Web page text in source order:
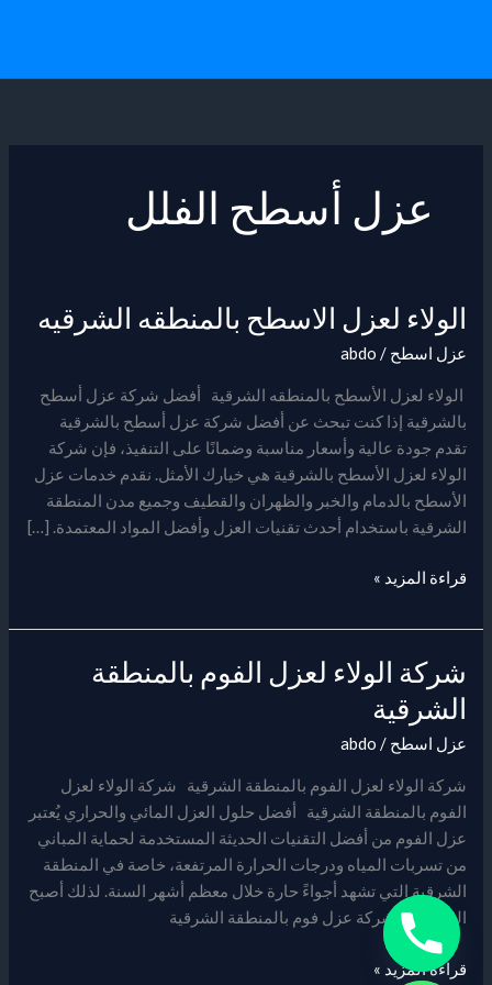
عزل أسطح الفلل
الولاء لعزل الاسطح بالمنطقه الشرقيه
عزل اسطح /
abdo
الولاء لعزل الأسطح بالمنطقه الشرقية أفضل شركة عزل أسطح
بالشرقية إذا كنت تبحث عن أفضل شركة عزل أسطح بالشرقية
تقدم جودة عالية وأسعار مناسبة وضمانًا على التنفيذ، فإن شركة
الولاء لعزل الأسطح بالشرقية هي خيارك الأمثل. نقدم خدمات عزل
الأسطح بالدمام والخبر والظهران والقطيف وجميع مدن المنطقة
الشرقية باستخدام أحدث تقنيات العزل وأفضل المواد المعتمدة. […]
الولاء
لعزل
الاسطح
بالمنطقه
الشرقيه
قراءة المزيد »
شركة الولاء لعزل الفوم بالمنطقة
الشرقية
عزل اسطح /
abdo
شركة الولاء لعزل الفوم بالمنطقة الشرقية شركة الولاء لعزل
الفوم بالمنطقة الشرقية أفضل حلول العزل المائي والحراري يُعتبر
عزل الفوم من أفضل التقنيات الحديثة المستخدمة لحماية المباني
من تسربات المياه ودرجات الحرارة المرتفعة، خاصة في المنطقة
الشرقية التي تشهد أجواءً حارة خلال معظم أشهر السنة. لذلك أصبح
البحث عن شركة عزل فوم بالمنطقة الشرقية
شركة
الولاء
لعزل
الفوم
الشرقية
قراءة المزيد »